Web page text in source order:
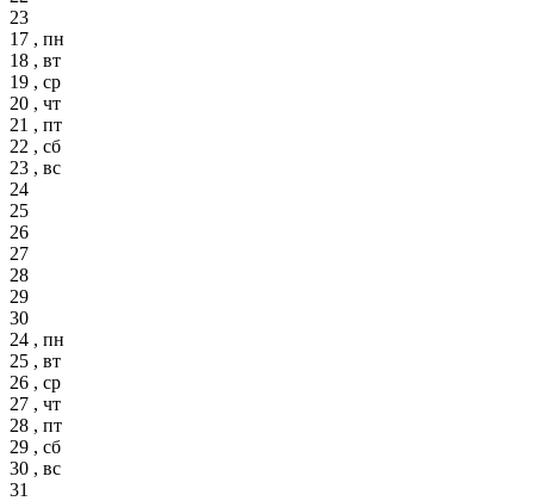
23
17 , пн
18 , вт
19 , ср
20 , чт
21 , пт
22 , сб
23 , вс
24
25
26
27
28
29
30
24 , пн
25 , вт
26 , ср
27 , чт
28 , пт
29 , сб
30 , вс
31